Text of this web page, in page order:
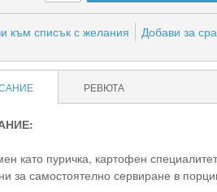
към списък с желания Добави за
РЕВЮТА
като пуричка, картофен
за самостоятелно сервиране в